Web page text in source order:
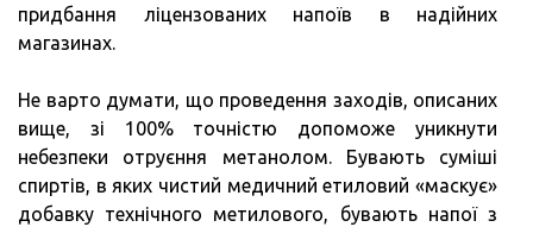
придбання ліцензованих напоїв в надійних
магазинах.
Не варто думати, що проведення заходів, описаних
вище, зі 100% точністю допоможе уникнути
небезпеки отруєння метанолом. Бувають суміші
спиртів, в яких чистий медичний етиловий «маскує»
добавку технічного метилового, бувають напої з